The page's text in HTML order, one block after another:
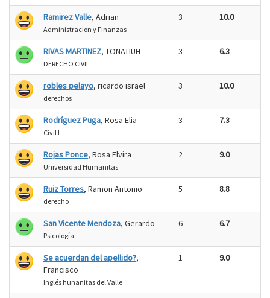
Ramirez Valle, Adrian
Administracion y Finanzas
3 10.0
RIVAS MARTINEZ, TONATIUH
DERECHO CIVIL
3 6.3
robles pelayo, ricardo israel
derechos
3 10.0
Rodríguez Puga, Rosa Elia
Civil I
3 7.3
Rojas Ponce, Rosa Elvira
Universidad Humanitas
2 9.0
Ruiz Torres, Ramon Antonio
derecho
5 8.8
San Vicente Mendoza, Gerardo
Psicología
6 6.7
Se acuerdan del apellido?,
Francisco
Inglés hunanitas del Valle
1 9.0